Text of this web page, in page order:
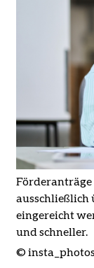
Förderanträge
ausschließlich
eingereicht
und schneller.
©